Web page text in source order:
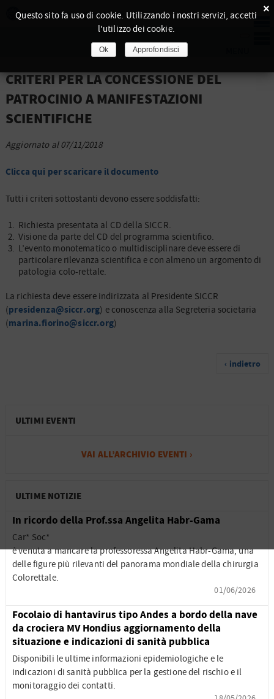
CRITERI PER LA CONCESSIONE DEL
PATROCINIO A MANIFESTAZIONI
SCIENTIFICHE
Aggiornato al 07/11/2018
Clicca qui per scaricare il documento
Tutti i criteri sottostanti devono essere soddisfatti:
Richiesta presentata al CD della SICCR.
Visione da parte del CD del programma scientifico.
L’evento monotematico o multidisciplinare deve essere di
particolare rilevanza scientifica e con almeno un argomento di
patologia colo-rettale.
La richiesta deve essere indirizzata al Presidente SICCR
(presidenza@siccr.org) e conoscenza alla Segreteria societaria
(marina.fiorino@siccr.org)
‹ indietro
ULTIMI EVENTI
VAI ALL’ARCHIVIO EVENTI ›
ULTIME NOTIZIE
In ricordo della Prof.ssa Angelita Habr-Gama
Car* Soc*
è venuta a mancare la professoressa Angelita Habr-Gama, una
delle figure più rilevanti del panorama mondiale della chirurgia
Colorettale.
01/06/2026
Focolaio di hantavirus tipo Andes a bordo della nave
da crociera MV Hondius aggiornamento della
situazione e indicazioni di sanità pubblica
Disponibili le ultime informazioni epidemiologiche e le
indicazioni di sanità pubblica per la gestione del rischio e il
monitoraggio dei contatti.
×
Questo sito fa uso di cookie. Utilizzando i nostri servizi, accetti
l'utilizzo dei cookie.
Ok Approfondisci